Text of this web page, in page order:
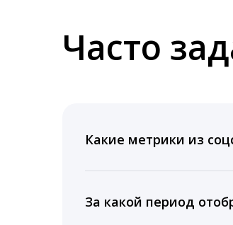
Часто
Какие метрики из
время для публикации,
За какой период